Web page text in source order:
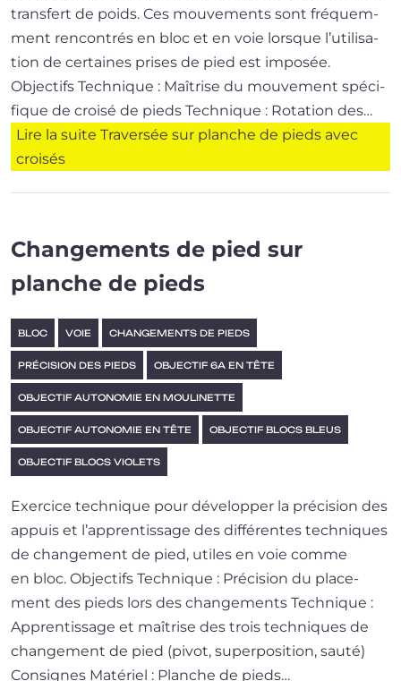
trans­fert de poids. Ces mou­ve­ments sont fré­quem­
ment ren­con­trés en bloc et en voie lorsque l’u­ti­li­sa­
tion de cer­taines prises de pied est imposée.
Objectifs Technique : Maîtrise du mou­ve­ment spé­ci­
fique de croi­sé de pieds Technique : Rotation des…
Lire la suite Traversée sur planche de pieds avec
croisés
Changements de pied sur
planche de pieds
BLOC VOIE CHANGEMENTS DE PIEDS
PRÉCISION DES PIEDS OBJECTIF 6A EN TÊTE
OBJECTIF AUTONOMIE EN MOULINETTE
OBJECTIF AUTONOMIE EN TÊTE OBJECTIF BLOCS BLEUS
OBJECTIF BLOCS VIOLETS
Exercice tech­nique pour déve­lop­per la pré­ci­sion des
appuis et l’ap­pren­tis­sage des dif­fé­rentes tech­niques
de chan­ge­ment de pied, utiles en voie comme
en bloc. Objectifs Technique : Précision du pla­ce­
ment des pieds lors des changements Technique :
Apprentissage et maî­trise des trois tech­niques de
chan­ge­ment de pied (pivot, super­po­si­tion, sauté)
Consignes Matériel : Planche de pieds…